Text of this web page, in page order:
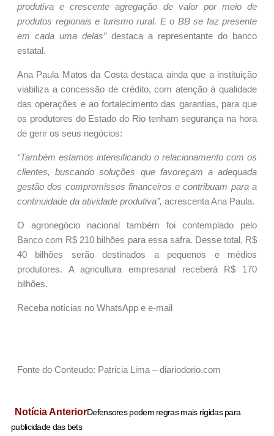
produtiva e crescente agregação de valor por meio de
produtos regionais e turismo rural. E o BB se faz presente
em cada uma delas”destaca a representante do banco
estatal.
Ana Paula Matos da Costa destaca ainda que a instituição
viabiliza a concessão de crédito, com atenção à qualidade
das operações e ao fortalecimento das garantias, para que
os produtores do Estado do Rio tenham segurança na hora
de gerir os seus negócios:
“Também estamos intensificando o relacionamento com os
clientes, buscando soluções que favoreçam a adequada
gestão dos compromissos financeiros e contribuam para a
continuidade da atividade produtiva”, acrescenta Ana Paula.
O agronegócio nacional também foi contemplado pelo
Banco com R$ 210 bilhões para essa safra. Desse total, R$
40 bilhões serão destinados a pequenos e médios
produtores. A agricultura empresarial receberá R$ 170
bilhões.
Receba notícias no WhatsApp e e-mail
Fonte do Conteudo: Patricia Lima – diariodorio.com
Notícia AnteriorDefensores pedem regras mais rígidas para
publicidade das bets